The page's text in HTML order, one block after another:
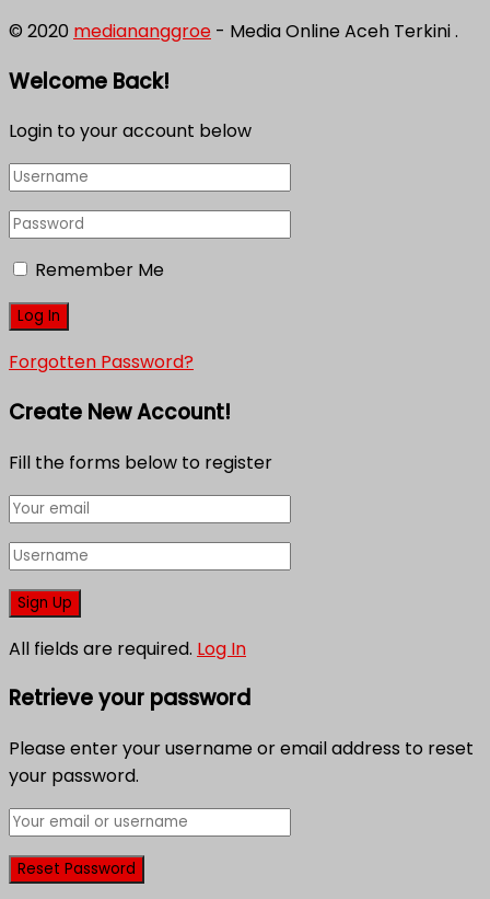
© 2020 mediananggroe - Media Online Aceh Terkini .
Welcome Back!
Login to your account below
Remember Me
Forgotten Password?
Create New Account!
Fill the forms below to register
All fields are required. Log In
Retrieve your password
Please enter your username or email address to reset
your password.